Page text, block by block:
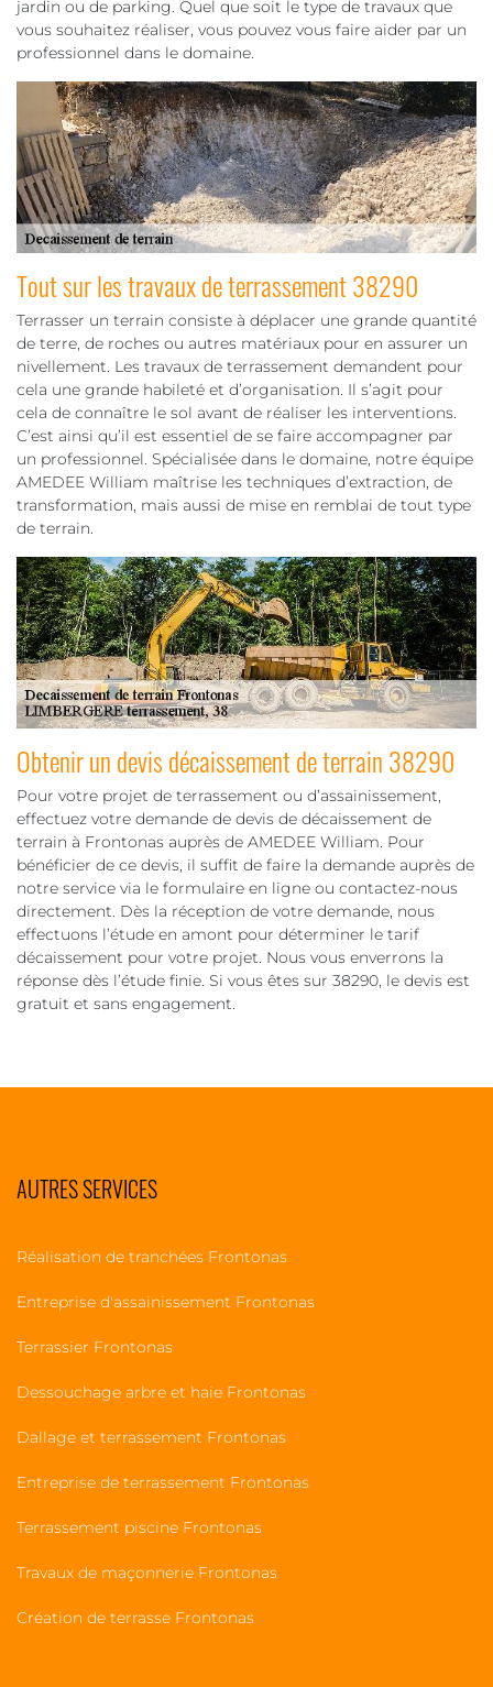
jardin ou de parking. Quel que soit le type de travaux que
vous souhaitez réaliser, vous pouvez vous faire aider par un
professionnel dans le domaine.
Tout sur les travaux de terrassement 38290
Terrasser un terrain consiste à déplacer une grande quantité
de terre, de roches ou autres matériaux pour en assurer un
nivellement. Les travaux de terrassement demandent pour
cela une grande habileté et d’organisation. Il s’agit pour
cela de connaître le sol avant de réaliser les interventions.
C’est ainsi qu’il est essentiel de se faire accompagner par
un professionnel. Spécialisée dans le domaine, notre équipe
AMEDEE William maîtrise les techniques d’extraction, de
transformation, mais aussi de mise en remblai de tout type
de terrain.
Obtenir un devis décaissement de terrain 38290
Pour votre projet de terrassement ou d’assainissement,
effectuez votre demande de devis de décaissement de
terrain à Frontonas auprès de AMEDEE William. Pour
bénéficier de ce devis, il suffit de faire la demande auprès de
notre service via le formulaire en ligne ou contactez-nous
directement. Dès la réception de votre demande, nous
effectuons l’étude en amont pour déterminer le tarif
décaissement pour votre projet. Nous vous enverrons la
réponse dès l’étude finie. Si vous êtes sur 38290, le devis est
gratuit et sans engagement.
AUTRES SERVICES
Réalisation de tranchées Frontonas
Entreprise d'assainissement Frontonas
Terrassier Frontonas
Dessouchage arbre et haie Frontonas
Dallage et terrassement Frontonas
Entreprise de terrassement Frontonas
Terrassement piscine Frontonas
Travaux de maçonnerie Frontonas
Création de terrasse Frontonas